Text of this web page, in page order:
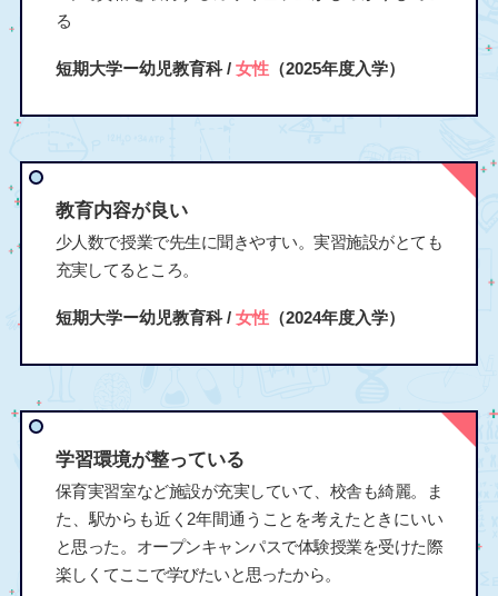
る
短期大学ー幼児教育科 / 女性（2025年度入学）
教育内容が良い
少人数で授業で先生に聞きやすい。実習施設がとても
充実してるところ。
短期大学ー幼児教育科 / 女性（2024年度入学）
学習環境が整っている
保育実習室など施設が充実していて、校舎も綺麗。ま
た、駅からも近く2年間通うことを考えたときにいい
と思った。オープンキャンパスで体験授業を受けた際
楽しくてここで学びたいと思ったから。